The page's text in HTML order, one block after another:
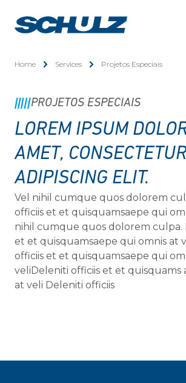
Home Services Projetos Especiais
PROJETOS ESPECIAIS
LOREM IPSUM
AMET,
ADIPISCING ELIT.
Vel nihil cumque quos dolorem
officiis et et quisquamsaepe qui
nihil cumque quos dolorem culpa.
et et quisquamsaepe qui omnis at
officiis et et quisquamsaepe qui
veliDeleniti officiis et et quisquams
at veli Deleniti officiis